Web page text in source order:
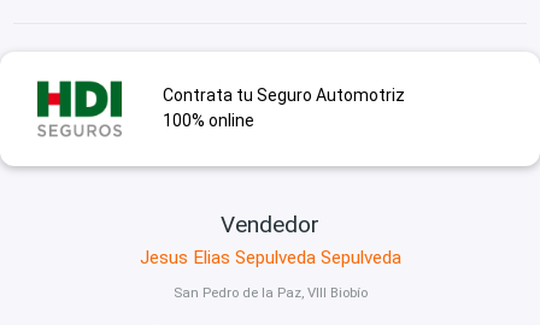
Contrata tu Seguro Automotriz
100% online
Vendedor
Jesus Elias Sepulveda Sepulveda
San Pedro de la Paz, VIII Biobío